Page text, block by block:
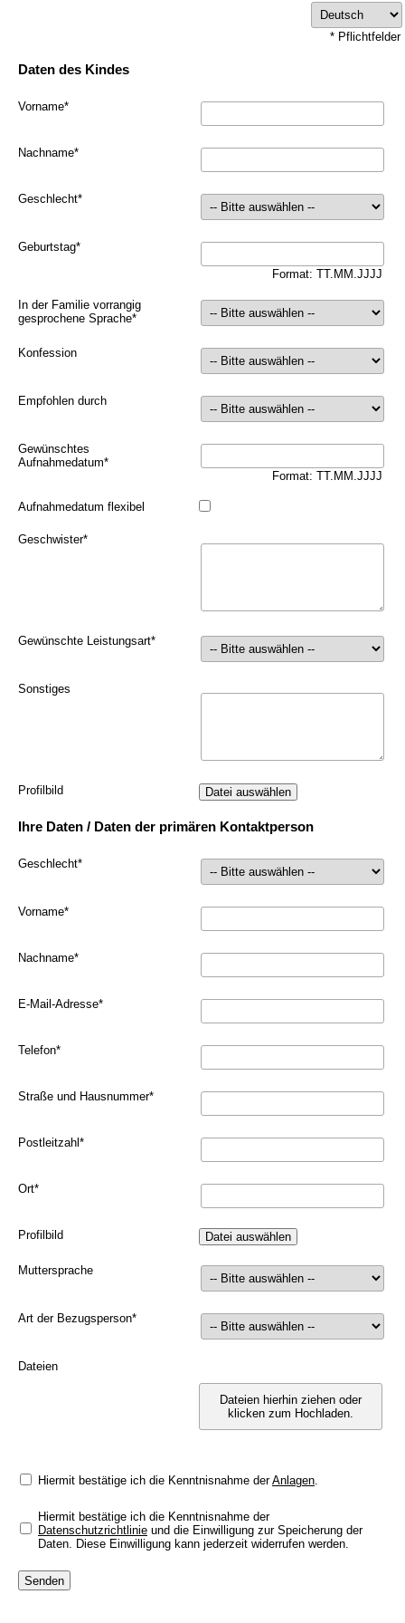
* Pflichtfelder
Daten des Kindes
Vorname*
Nachname*
Geschlecht*
Geburtstag*
Format: TT.MM.JJJJ
In der Familie vorrangig
gesprochene Sprache*
Konfession
Empfohlen durch
Gewünschtes
Aufnahmedatum*
Format: TT.MM.JJJJ
Aufnahmedatum flexibel
Geschwister*
Gewünschte Leistungsart*
Sonstiges
Profilbild
Ihre Daten / Daten der primären Kontaktperson
Geschlecht*
Vorname*
Nachname*
E-Mail-Adresse*
Telefon*
Straße und Hausnummer*
Postleitzahl *
Ort*
Profilbild
Muttersprache
Art der Bezugsperson*
Dateien
Dateien hierhin ziehen oder
klicken zum Hochladen.
Hiermit bestätige ich die Kenntnisnahme derAnlagen.
Hiermit bestätige ich die Kenntnisnahme der
Datenschutzrichtlinie und die Einwilligung zur Speicherung der
Daten. Diese Einwilligung kann jederzeit widerrufen werden.
Senden